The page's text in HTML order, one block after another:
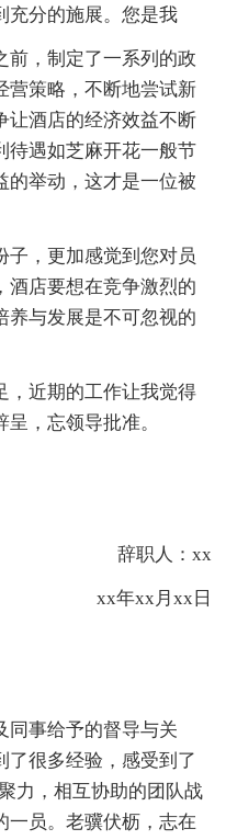
充分的施展。您是我
，制定了一系列的政
营策略，不断地尝试新
让酒店的经济效益不断
待遇如芝麻开花一般节
的举动，这才是一位被
，更加感觉到您对员
酒店要想在竞争激烈的
养与发展是不可忽视的
近期的工作让我觉得
，忘领导批准。
辞职人：xx
xx年xx月xx日
事给予的督导与关
了很多经验，感受到了
力，相互协助的团队战
一员。老骥伏枥，志在